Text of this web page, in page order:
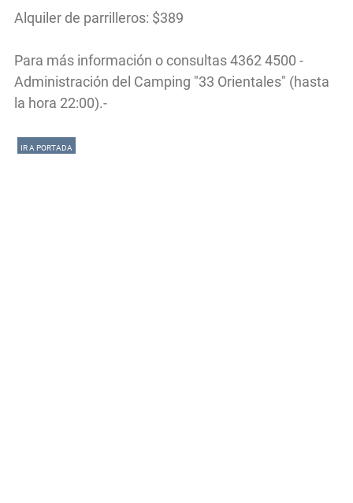
Alquiler de parrilleros: $389
Para más información o consultas 4362 4500 -
Administración del Camping "33 Orientales" (hasta
la hora 22:00).-
IR A PORTADA